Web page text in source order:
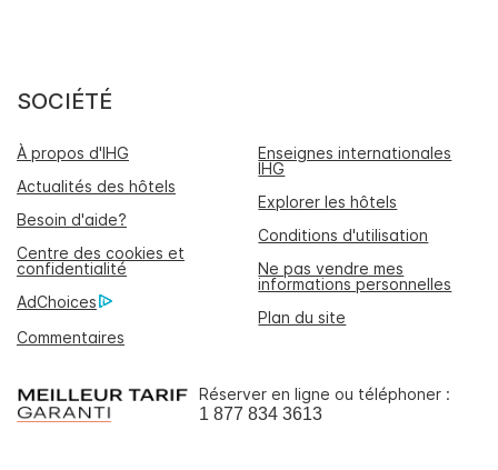
SOCIÉTÉ
À propos d'IHG
Enseignes internationales
IHG
Actualités des hôtels
Explorer les hôtels
Besoin d'aide?
Conditions d'utilisation
Centre des cookies et
confidentialité
Ne pas vendre mes
informations personnelles
AdChoices
Plan du site
Commentaires
Réserver en ligne ou téléphoner :
1 877 834 3613